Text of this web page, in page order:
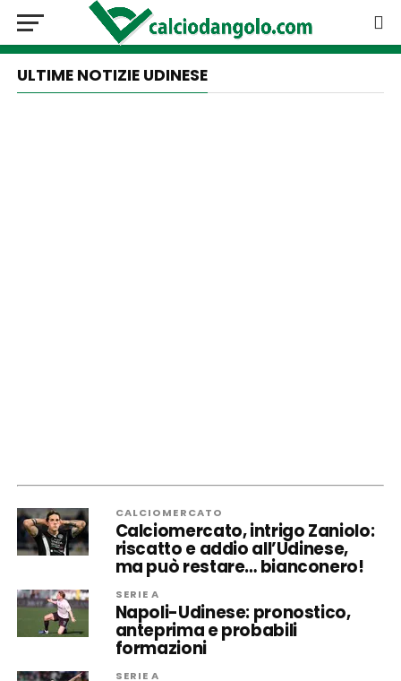
ULTIME NOTIZIE UDINESE
CALCIOMERCATO
Calciomercato, intrigo Zaniolo:
riscatto e addio all’Udinese,
ma può restare… bianconero!
SERIE A
Napoli-Udinese: pronostico,
anteprima e probabili
formazioni
SERIE A